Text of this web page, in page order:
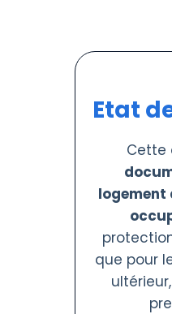
Etat
Cette
logement
que pour